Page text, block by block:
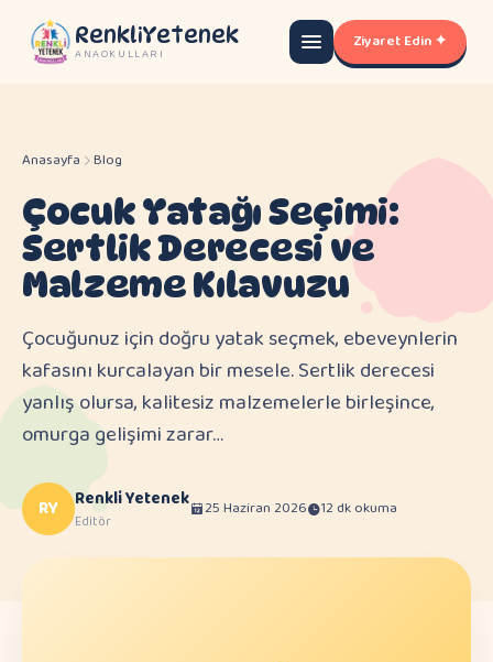
RenkliYetenek
ANAOKULLARI
Ziyaret Edin ✦
Anasayfa Blog
Çocuk Yatağı Seçimi:
Sertlik Derecesi ve
Malzeme Kılavuzu
Çocuğunuz için doğru yatak seçmek, ebeveynlerin
kafasını kurcalayan bir mesele. Sertlik derecesi
yanlış olursa, kalitesiz malzemelerle birleşince,
omurga gelişimi zarar…
RY Renkli Yetenek
Editör
25 Haziran 2026 12 dk okuma